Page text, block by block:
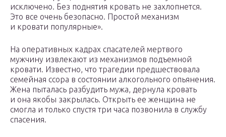
исключено. Без поднятия кровать не захлопнется.
Это все очень безопасно. Простой механизм
и кровати популярные».
На оперативных кадрах спасателей мертвого
мужчину извлекают из механизмов подъемной
кровати. Известно, что трагедии предшествовала
семейная ссора в состоянии алкогольного опьянения.
Жена пыталась разбудить мужа, дернула кровать
и она якобы закрылась. Открыть ее женщина не
смогла и только спустя три часа позвонила в службу
спасения.